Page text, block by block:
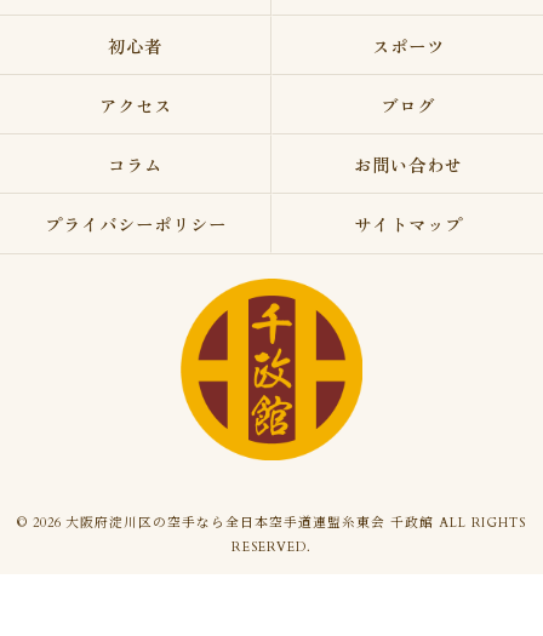
初心者 スポーツ
アクセス ブログ
コラム お問い合わせ
プライバシーポリシー サイトマップ
© 2026 大阪府淀川区の空手なら全日本空手道連盟糸東会 千政館 ALL RIGHTS
RESERVED.